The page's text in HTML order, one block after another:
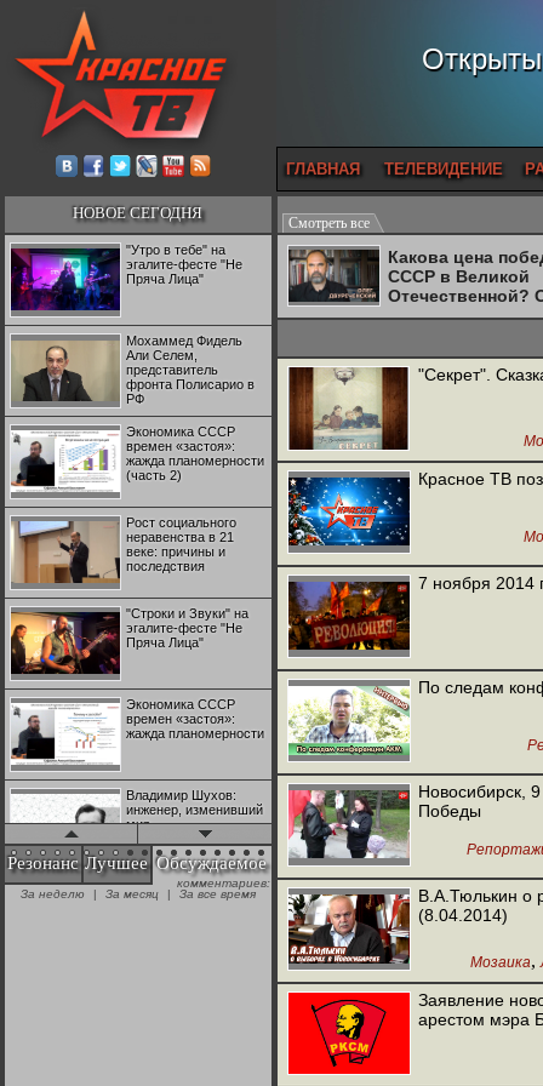
ГЛАВНАЯ ТЕЛЕВИДЕНИЕ
НОВОЕ СЕГОДНЯ
"Утро в тебе" на
эгалите-фесте "Не
Пряча Лица"
Мохаммед Фидель
Али Селем,
представитель
фронта Полисарио в
РФ
Экономика СССР
времен «застоя»:
жажда планомерности
(часть 2)
Рост социального
неравенства в 21
веке: причины и
последствия
"Строки и Звуки" на
эгалите-фесте "Не
Пряча Лица"
Экономика СССР
времен «застоя»:
жажда планомерности
Владимир Шухов:
инженер, изменивший
мир
"Аркадий Коц" на
эгалите-фесте "Не
Резонанс Лучшее Обсуждаемое
комментариев:
За неделю
| За месяц | За все время
Смотреть все
Какова цена
СССР в Великой
Отечественной?
Двуреченский о
"Cекрет".
Красное ТВ
7 ноября 2014
По следам
Новосибирск,
Победы
В.А.Тюлькин о
(8.04.2014)
Мозаика,
Заявление
арестом мэра